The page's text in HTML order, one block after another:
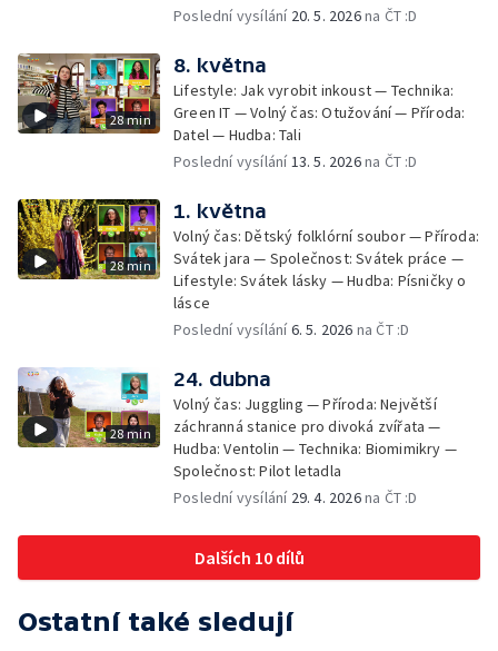
Poslední vysílání 20. 5. 2026na ČT :D
28 min
8. května
Lifestyle: Jak vyrobit inkoust — Technika:
Green IT — Volný čas: Otužování — Příroda:
Datel — Hudba: Tali
Poslední vysílání 13. 5. 2026na ČT :D
28 min
1. května
Volný čas: Dětský folklórní soubor — Příroda:
Svátek jara — Společnost: Svátek práce —
Lifestyle: Svátek lásky — Hudba: Písničky o
lásce
Poslední vysílání6. 5. 2026 na ČT :D
28 min
24. dubna
Volný čas: Juggling — Příroda: Největší
záchranná stanice pro divoká zvířata —
Hudba: Ventolin — Technika: Biomimikry —
Společnost: Pilot letadla
Poslední vysílání 29. 4. 2026na ČT :D
Dalších 10 dílů
Ostatní také sledují